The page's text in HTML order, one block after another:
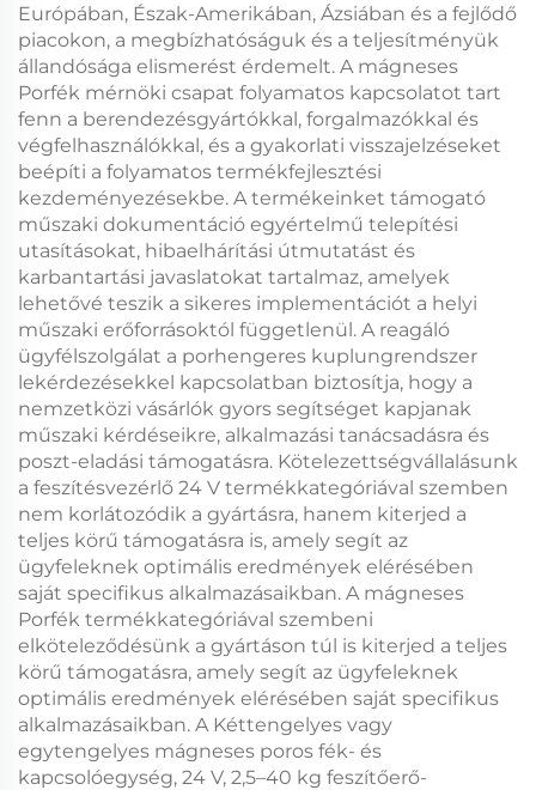
Európában, Észak-Amerikában, Ázsiában és a fejlődő
piacokon, a megbízhatóságuk és a teljesítményük
állandósága elismerést érdemelt. A mágneses
Porfék mérnöki csapat folyamatos kapcsolatot tart
fenn a berendezésgyártókkal, forgalmazókkal és
végfelhasználókkal, és a gyakorlati visszajelzéseket
beépíti a folyamatos termékfejlesztési
kezdeményezésekbe. A termékeinket támogató
műszaki dokumentáció egyértelmű telepítési
utasításokat, hibaelhárítási útmutatást és
karbantartási javaslatokat tartalmaz, amelyek
lehetővé teszik a sikeres implementációt a helyi
műszaki erőforrásoktól függetlenül. A reagáló
ügyfélszolgálat a porhengeres kuplungrendszer
lekérdezésekkel kapcsolatban biztosítja, hogy a
nemzetközi vásárlók gyors segítséget kapjanak
műszaki kérdéseikre, alkalmazási tanácsadásra és
poszt-eladási támogatásra. Kötelezettségvállalásunk
a feszítésvezérlő 24 V termékkategóriával szemben
nem korlátozódik a gyártásra, hanem kiterjed a
teljes körű támogatásra is, amely segít az
ügyfeleknek optimális eredmények elérésében
saját specifikus alkalmazásaikban. A mágneses
Porfék termékkategóriával szembeni
elköteleződésünk a gyártáson túl is kiterjed a teljes
körű támogatásra, amely segít az ügyfeleknek
optimális eredmények elérésében saját specifikus
alkalmazásaikban. A Kéttengelyes vagy
egytengelyes mágneses poros fék- és
kapcsolóegység, 24 V, 2,5–40 kg feszítőerő-